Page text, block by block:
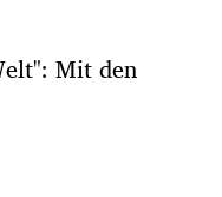
Mit den